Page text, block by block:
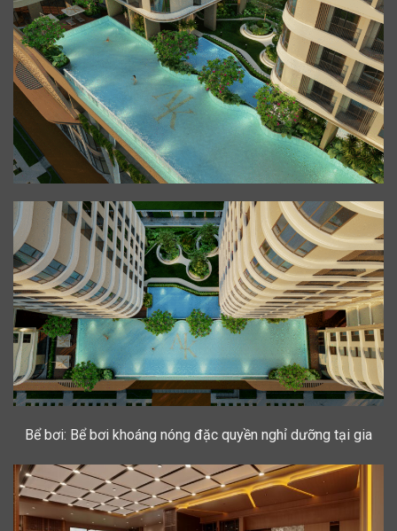
Bể bơi: Bể bơi khoáng nóng đặc quyền nghỉ dưỡng tại gia